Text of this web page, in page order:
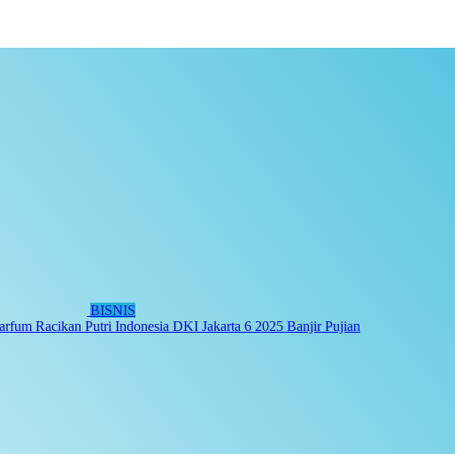
BISNIS
Racikan Putri Indonesia DKI Jakarta 6 2025 Banjir Pujian